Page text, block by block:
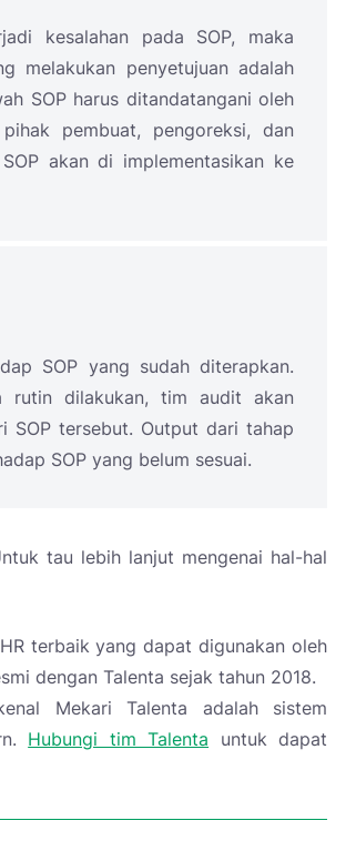
kesalahan pada SOP, maka
melakukan penyetujuan adalah
SOP harus ditandatangani oleh
pembuat, pengoreksi, dan
akan di implementasikan ke
SOP yang sudah diterapkan.
rutin dilakukan, tim audit akan
SOP tersebut. Output dari tahap
SOP yang belum sesuai.
tau lebih lanjut mengenai hal-hal
terbaik yang dapat digunakan oleh
dengan Talenta sejak tahun 2018.
Mekari Talenta adalah sistem
Hubungi tim Talenta untuk dapat